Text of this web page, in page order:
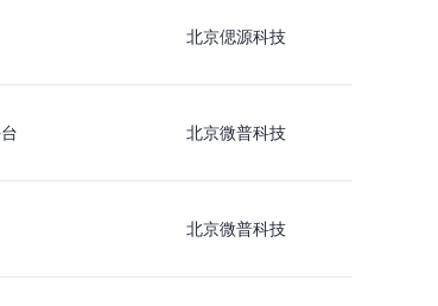
北京偲源科技
北京微普科技
北京微普科技